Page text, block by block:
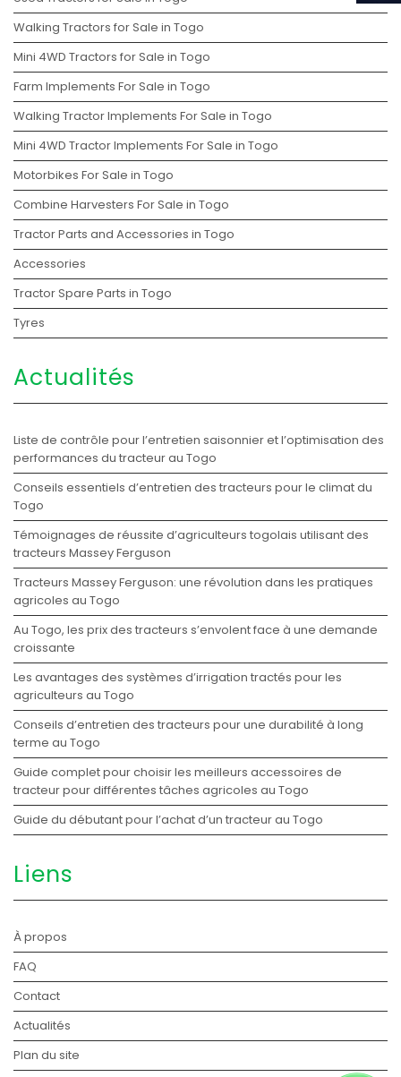
Walking Tractors for Sale in Togo
Mini 4WD Tractors for Sale in Togo
Farm Implements For Sale in Togo
Walking Tractor Implements For Sale in Togo
Mini 4WD Tractor Implements For Sale in Togo
Motorbikes For Sale in Togo
Combine Harvesters For Sale in Togo
Tractor Parts and Accessories in Togo
Accessories
Tractor Spare Parts in Togo
Tyres
Actualités
Liste de contrôle pour l’entretien saisonnier et l’optimisation des
performances du tracteur au Togo
Conseils essentiels d’entretien des tracteurs pour le climat du
Togo
Témoignages de réussite d’agriculteurs togolais utilisant des
tracteurs Massey Ferguson
Tracteurs Massey Ferguson: une révolution dans les pratiques
agricoles au Togo
Au Togo, les prix des tracteurs s’envolent face à une demande
croissante
Les avantages des systèmes d’irrigation tractés pour les
agriculteurs au Togo
Conseils d’entretien des tracteurs pour une durabilité à long
terme au Togo
Guide complet pour choisir les meilleurs accessoires de
tracteur pour différentes tâches agricoles au Togo
Guide du débutant pour l’achat d’un tracteur au Togo
Liens
À propos
FAQ
Contact
Actualités
Plan du site